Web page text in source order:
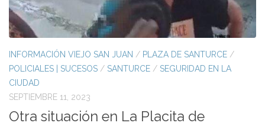
INFORMACIÓN VIEJO SAN JUAN / PLAZA DE SANTURCE /
POLICIALES | SUCESOS / SANTURCE / SEGURIDAD EN LA
CIUDAD
SEPTIEMBRE 11, 2023
Otra situación en La Placita de